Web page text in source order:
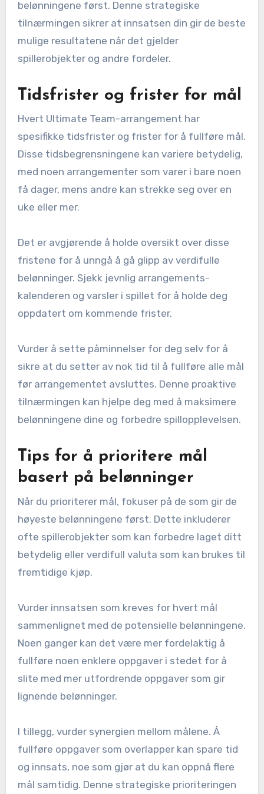
belønningene først. Denne strategiske
tilnærmingen sikrer at innsatsen din gir de beste
mulige resultatene når det gjelder
spillerobjekter og andre fordeler.
Tidsfrister og frister for mål
Hvert Ultimate Team-arrangement har
spesifikke tidsfrister og frister for å fullføre mål.
Disse tidsbegrensningene kan variere betydelig,
med noen arrangementer som varer i bare noen
få dager, mens andre kan strekke seg over en
uke eller mer.
Det er avgjørende å holde oversikt over disse
fristene for å unngå å gå glipp av verdifulle
belønninger. Sjekk jevnlig arrangements-
kalenderen og varsler i spillet for å holde deg
oppdatert om kommende frister.
Vurder å sette påminnelser for deg selv for å
sikre at du setter av nok tid til å fullføre alle mål
før arrangementet avsluttes. Denne proaktive
tilnærmingen kan hjelpe deg med å maksimere
belønningene dine og forbedre spillopplevelsen.
Tips for å prioritere mål
basert på belønninger
Når du prioriterer mål, fokuser på de som gir de
høyeste belønningene først. Dette inkluderer
ofte spillerobjekter som kan forbedre laget ditt
betydelig eller verdifull valuta som kan brukes til
fremtidige kjøp.
Vurder innsatsen som kreves for hvert mål
sammenlignet med de potensielle belønningene.
Noen ganger kan det være mer fordelaktig å
fullføre noen enklere oppgaver i stedet for å
slite med mer utfordrende oppgaver som gir
lignende belønninger.
I tillegg, vurder synergien mellom målene. Å
fullføre oppgaver som overlapper kan spare tid
og innsats, noe som gjør at du kan oppnå flere
mål samtidig. Denne strategiske prioriteringen